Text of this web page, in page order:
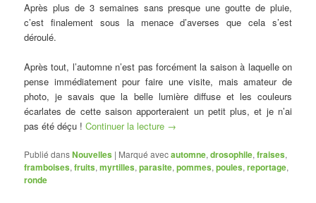
Après plus de 3 semaines sans presque une goutte de pluie,
c’est finalement sous la menace d’averses que cela s’est
déroulé.
Après tout, l’automne n’est pas forcément la saison à laquelle on
pense immédiatement pour faire une visite, mais amateur de
photo, je savais que la belle lumière diffuse et les couleurs
écarlates de cette saison apporteraient un petit plus, et je n’ai
pas été déçu !Continuer la lecture →
Publié dansNouvelles | Marqué avecautomne,drosophile,fraises,
framboises,fruits,myrtilles,parasite,pommes,poules,reportage,
ronde